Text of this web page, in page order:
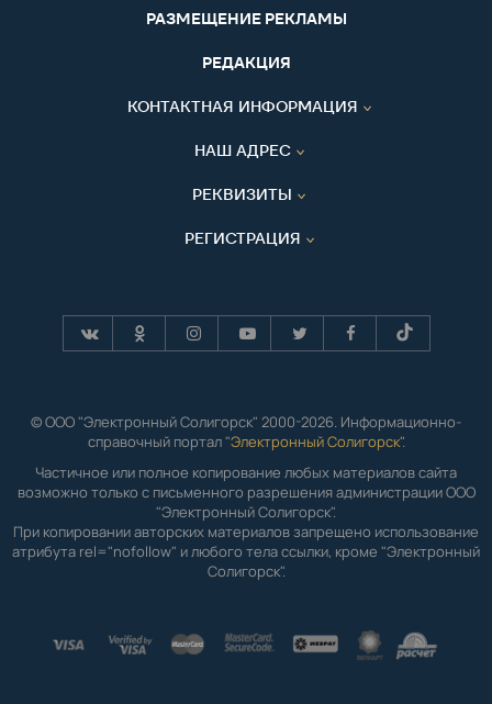
РАЗМЕЩЕНИЕ РЕКЛАМЫ
РЕДАКЦИЯ
КОНТАКТНАЯ ИНФОРМАЦИЯ
НАШ АДРЕС
РЕКВИЗИТЫ
РЕГИСТРАЦИЯ
© ООО "Электронный Солигорск" 2000-2026. Информационно-
справочный портал "Электронный Солигорск".
Частичное или полное копирование любых материалов сайта
возможно только с письменного разрешения администрации ООО
"Электронный Солигорск".
При копировании авторских материалов запрещено использование
атрибута rel="nofollow" и любого тела ссылки, кроме "Электронный
Солигорск".